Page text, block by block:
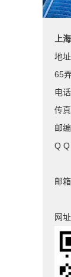
上
地
65
电
传
邮
Q
邮
网